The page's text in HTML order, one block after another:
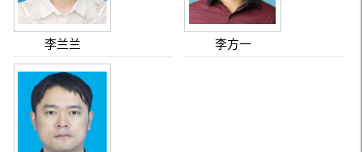
李兰兰 李方一